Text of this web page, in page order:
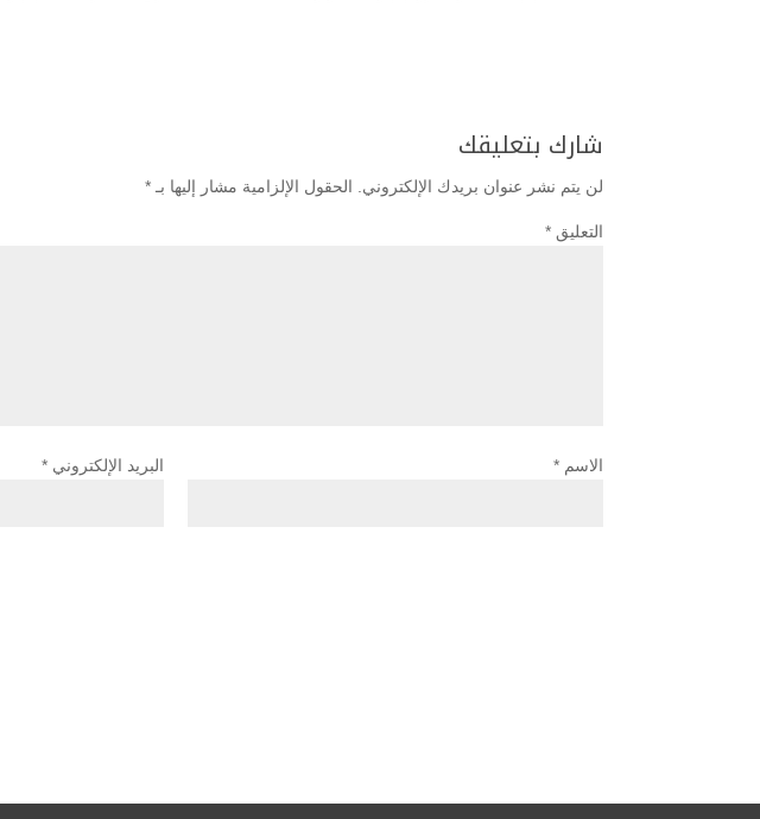
شارك بتعليقك
لن يتم نشر عنوان بريدك الإلكتروني. الحقول الإلزامية مشار إليها بـ *
التعليق *
الاسم * البريد الإلكتروني *